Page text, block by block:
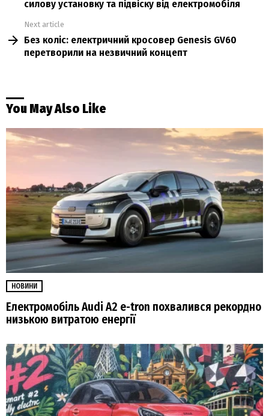
силову установку та підвіску від електромобіля
Next article
Без коліс: електричний кросовер Genesis GV60
перетворили на незвичний концепт
You May Also Like
НОВИНИ
Електромобіль Audi A2 e-tron похвалився рекордно
низькою витратою енергії